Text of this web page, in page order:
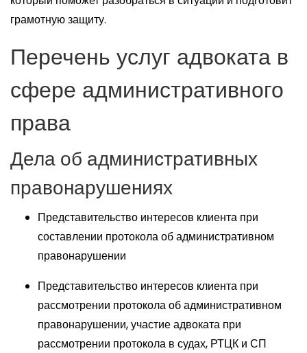
грамотную защиту.
Перечень услуг адвоката в
сфере административного
права
Дела об административных
правонарушениях
Представительство интересов клиента при
составлении протокола об административном
правонарушении
Представительство интересов клиента при
рассмотрении протокола об административном
правонарушении, участие адвоката при
рассмотрении протокола в судах, РТЦК и СП